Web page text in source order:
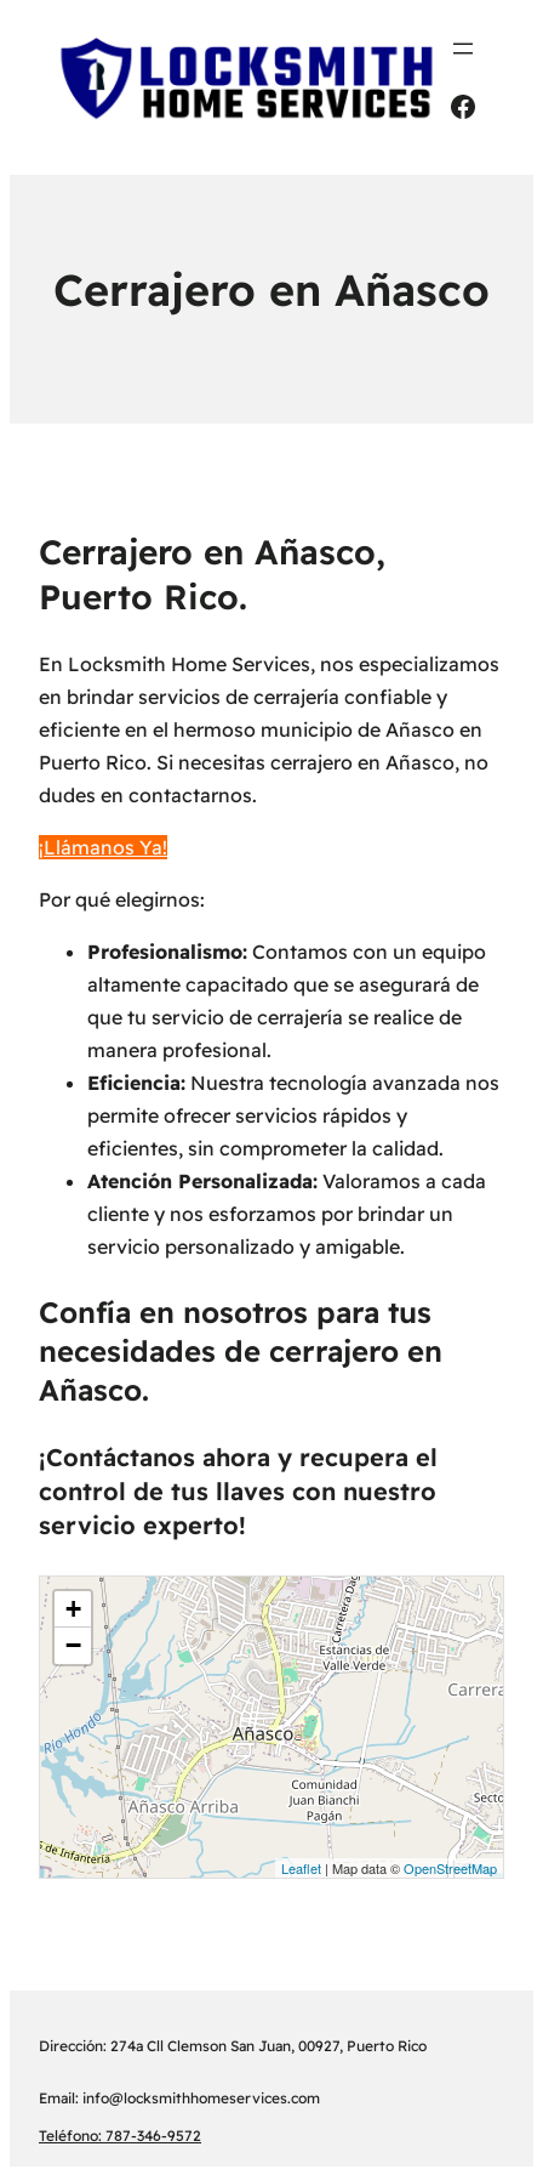
Cerrajero en Añasco
Cerrajero en Añasco,
Puerto Rico.
En Locksmith Home Services, nos especializamos
en brindar servicios de cerrajería confiable y
eficiente en el hermoso municipio de Añasco en
Puerto Rico. Si necesitas cerrajero en Añasco, no
dudes en contactarnos.
¡Llámanos Ya!
Por qué elegirnos:
Profesionalismo: Contamos con un equipo
altamente capacitado que se asegurará de
que tu servicio de cerrajería se realice de
manera profesional.
Eficiencia: Nuestra tecnología avanzada nos
permite ofrecer servicios rápidos y
eficientes, sin comprometer la calidad.
Atención Personalizada: Valoramos a cada
cliente y nos esforzamos por brindar un
servicio personalizado y amigable.
Confía en nosotros para tus
necesidades de cerrajero en
Añasco.
¡Contáctanos ahora y recupera el
control de tus llaves con nuestro
servicio experto!
+
−
Leaflet | Map data ©OpenStreetMap
Dirección: 274a Cll Clemson San Juan, 00927, Puerto Rico
Email: info@locksmithhomeservices.com
Teléfono: 787-346-9572